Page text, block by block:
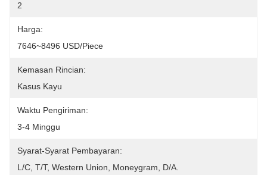
2
Harga:
7646~8496 USD/Piece
Kemasan Rincian:
Kasus Kayu
Waktu Pengiriman:
3-4 Minggu
Syarat-Syarat Pembayaran:
L/C, T/T, Western Union, Moneygram, D/A.